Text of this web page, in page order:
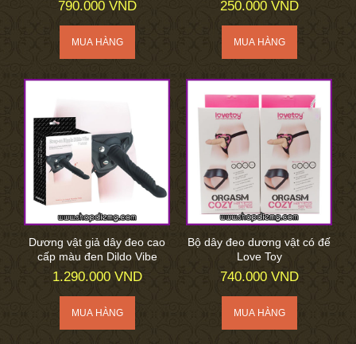
790.000 VND 250.000 VND
Dương vật giả dây đeo cao
cấp màu đen Dildo Vibe
1.290.000 VND
Bộ dây đeo dương vật có đế
Love Toy
740.000 VND